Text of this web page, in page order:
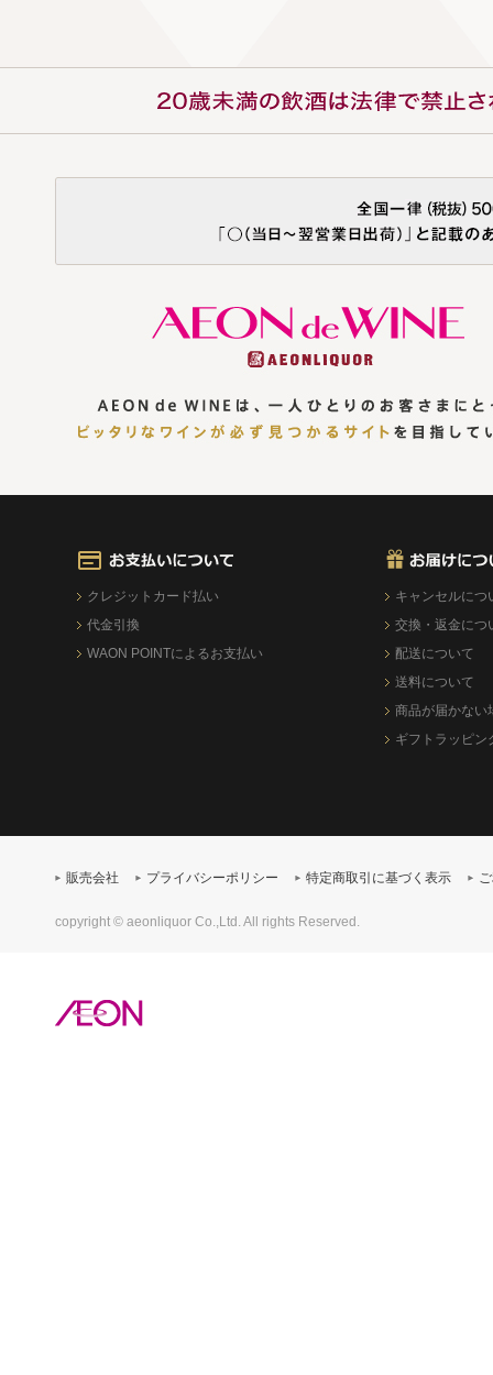
クレジットカード払い
代金引換
WAON POINTによるお支払い
キャンセルにつ
交換・返金につ
配送について
送料について
商品が届かない
ギフトラッピン
販売会社 プライバシーポリシー 特定商取引に基づく表示
copyright © aeonliquor Co.,Ltd. All rights Reserved.